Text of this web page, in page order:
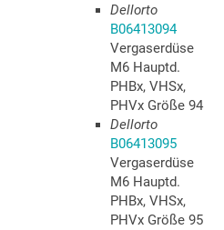
Dellorto
B06413094
Vergaserdüse
M6 Hauptd.
PHBx, VHSx,
PHVx Größe 94
Dellorto
B06413095
Vergaserdüse
M6 Hauptd.
PHBx, VHSx,
PHVx Größe 95